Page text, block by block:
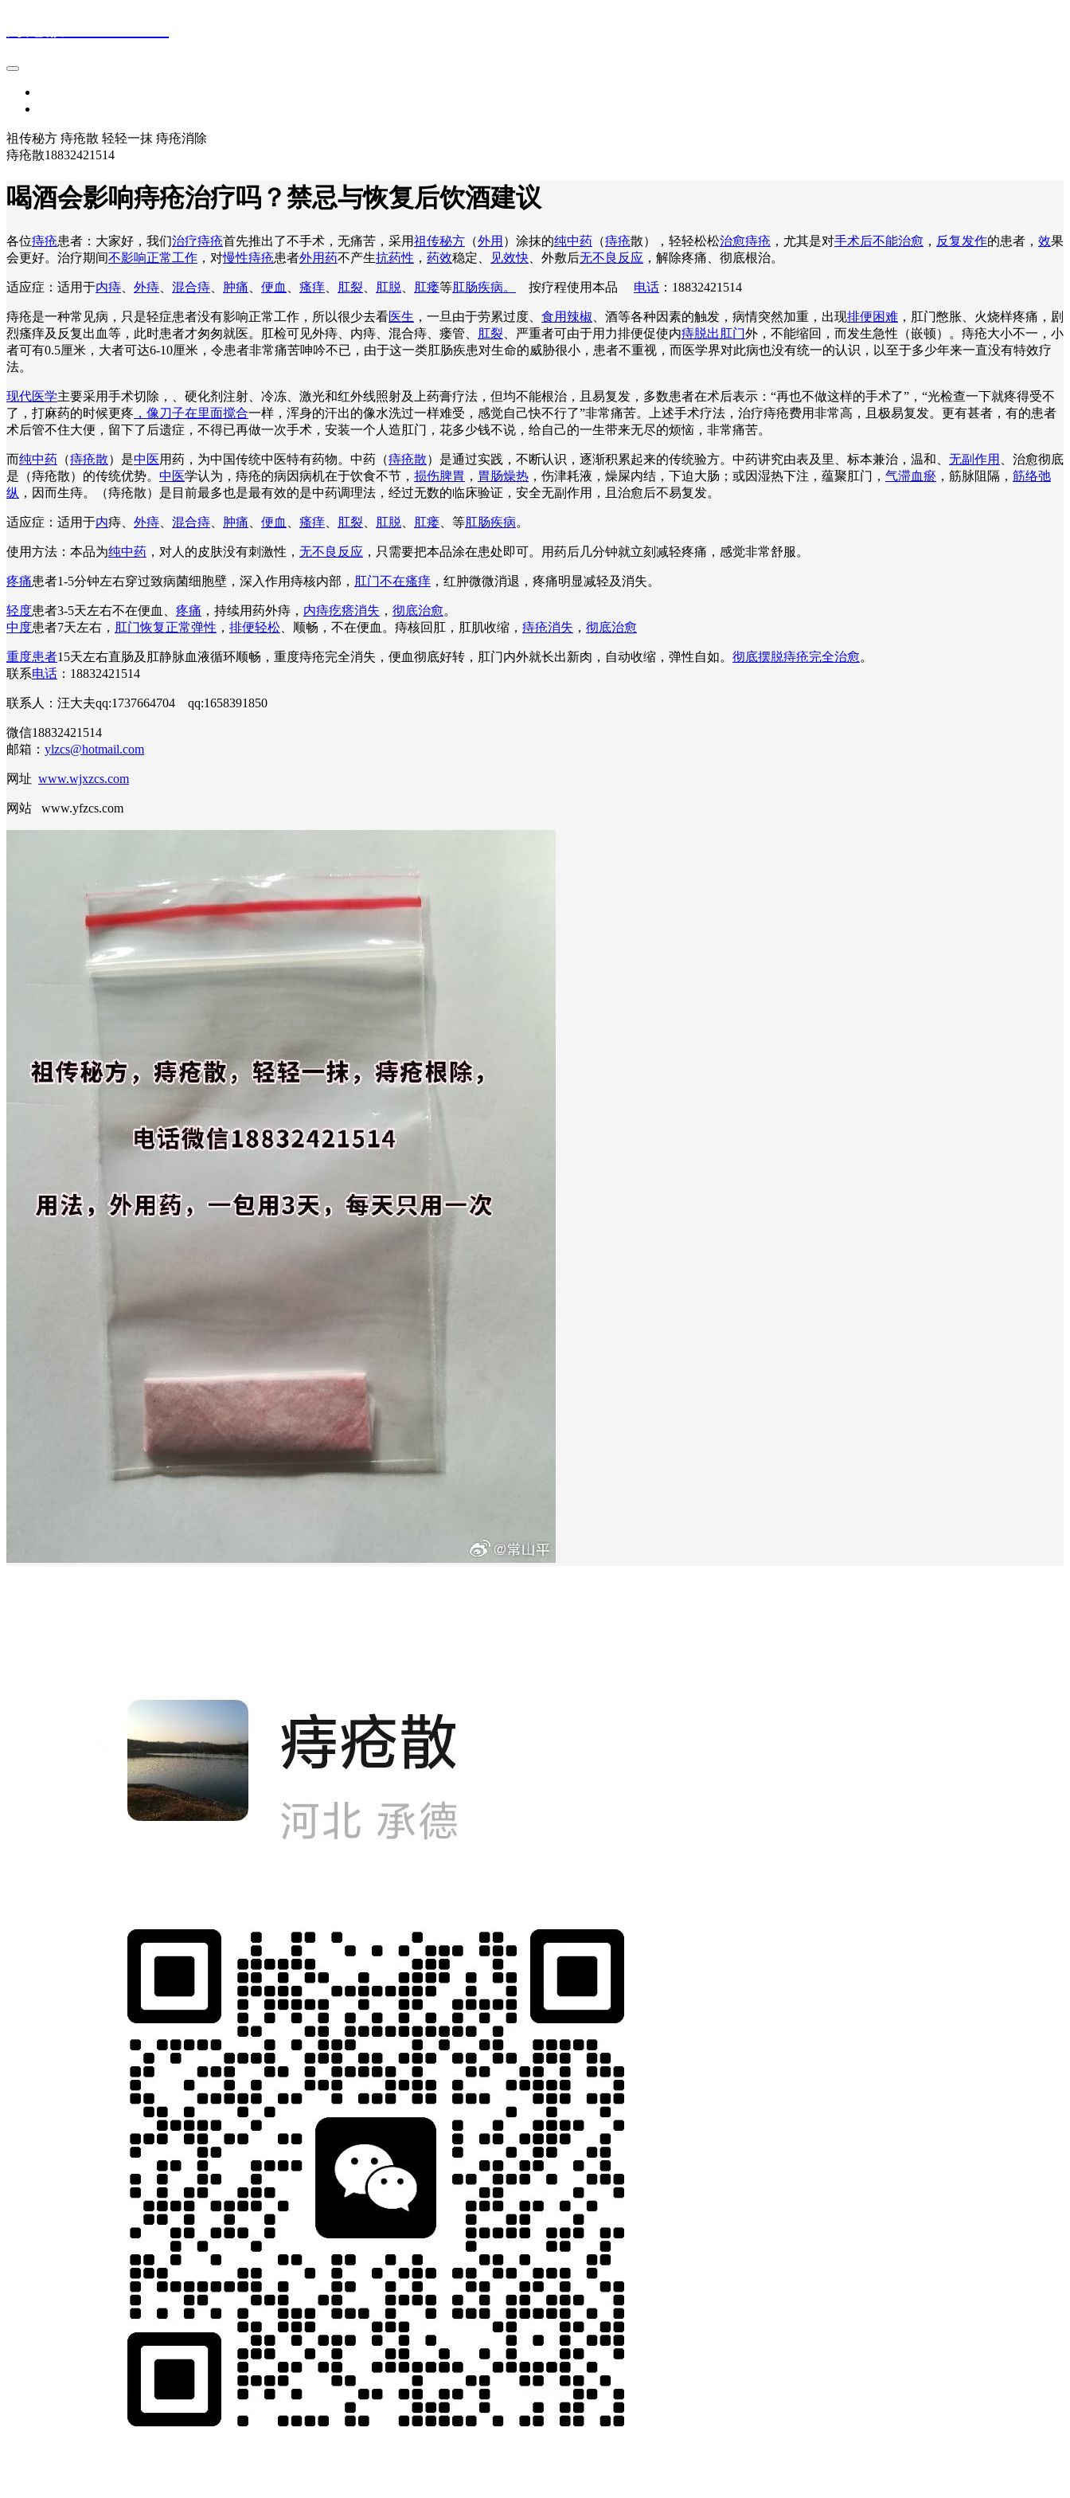
祖传秘方 痔疮散 轻轻一抹 痔疮消除
痔疮散18832421514
喝酒会影响痔疮治疗吗？禁忌与恢复后饮酒建议
各位痔疮患者：大家好，我们治疗痔疮首先推出了不手术，无痛苦，采用祖传秘方 （外用 ）涂抹的纯中药 （痔疮散），轻轻松松治愈痔疮 ，尤其是对手术后不能治愈 ， 反复发作的患者， 效果
会更好。治疗期间不影响正常工作 ，对慢性痔疮患者外用药不产生抗药性 ， 药效稳定、 见效快 、外敷后无不良反应 ，解除疼痛、彻底根治。
适应症：适用于内痔 外痔 混合痔 肿痛 便血 瘙痒 肛裂 肛脱 肛瘘等肛肠疾病。 按疗程使用本品 电话 ：18832421514
痔疮是一种常见病，只是轻症患者没有影响正常工作，所以很少去看医生 ，一旦由于劳累过度、 食用辣椒 、酒等各种因素的触发，病情突然加重，出现排便困难 ，肛门憋胀、火烧样疼痛，剧
烈瘙痒及反复出血等，此时患者才匆匆就医。肛检可见外痔、内痔、混合痔、瘘管、
肛裂 、严重者可由于用力排便促使内痔脱出肛门外，不能缩回，而发生急性（嵌顿）。痔疮大小不一，小
者可有0.5厘米，大者可达6-10厘米，令患者非常痛苦呻吟不已，由于这一类肛肠疾患对生命的威胁很小，患者不重视，而医学界对此病也没有统一的认识，以至于多少年来一直没有特效疗
法。
现代医学主要采用手术切除，、硬化剂注射、冷冻、激光和红外线照射及上药膏疗法，但均不能根治，且易复发，多数患者在术后表示：“再也不做这样的手术了”，“光检查一下就疼得受不
了，打麻药的时候更疼 ，像刀子在里面搅合一样，浑身的汗出的像水洗过一样难受，感觉自己快不行了”非常痛苦。上述手术疗法，治疗痔疮费用非常高，且极易复发。更有甚者，有的患者
术后管不住大便，留下了后遗症，不得已再做一次手术，安装一个人造肛门，花多少钱不说，给自己的一生带来无尽的烦恼，非常痛苦。
而纯中药 （痔疮散）是中医用药，为中国传统中医特有药物。中药（痔疮散）是通过实践，不断认识，逐渐积累起来的传统验方。中药讲究由表及里、标本兼治，温和、 无副作用
、治愈彻底
是（痔疮散）的传统优势。 中医学认为，痔疮的病因病机在于饮食不节， 损伤脾胃 ， 胃肠燥热 ，伤津耗液，燥屎内结，下迫大肠；或因湿热下注，蕴聚肛门， 气滞血瘀 ，筋脉阻隔， 筋络弛
纵 ，因而生痔。（痔疮散）是目前最多也是最有效的是中药调理法，经过无数的临床验证，安全无副作用，且治愈后不易复发。
适应症：适用于内痔、 外痔 混合痔 肿痛 便血 瘙痒 肛裂 肛脱 肛瘘 、等肛肠疾病。
使用方法：本品为纯中药 ，对人的皮肤没有刺激性， 无不良反应 ，只需要把本品涂在患处即可。用药后几分钟就立刻减轻疼痛，感觉非常舒服。
疼痛患者1-5分钟左右穿过致病菌细胞壁，深入作用痔核内部， 肛门不在瘙痒 ，红肿微微消退，疼痛明显减轻及消失。
轻度患者3-5天左右不在便血、 疼痛 ，持续用药外痔， 内痔疙瘩消失 ， 彻底治愈。
中度患者7天左右， 肛门恢复正常弹性 ， 排便轻松 、顺畅，不在便血。痔核回肛，肛肌收缩， 痔疮消失 ， 彻底治愈
重度患者15天左右直肠及肛静脉血液循环顺畅，重度痔疮完全消失，便血彻底好转，肛门内外就长出新肉，自动收缩，弹性自如。 彻底摆脱痔疮完全治愈。
联系电话 ：18832421514
联系人：汪大夫qq:1737664704 qq:1658391850
微信18832421514
邮箱： ylzcs@hotmail.com
网址 www.wjxzcs.com
网站 www.yfzcs.com